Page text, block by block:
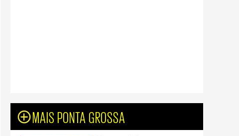
MAIS PONTA GROSSA